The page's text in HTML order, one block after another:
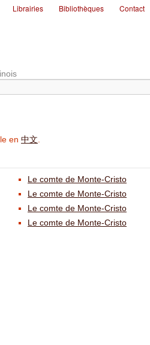
Librairies Bibliothèques Contact
en 中文
Le comte de Monte-Cristo
Le comte de Monte-Cristo
Le comte de Monte-Cristo
Le comte de Monte-Cristo